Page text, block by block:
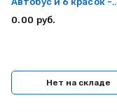
кисточка
0.00 руб.
Нет на складе